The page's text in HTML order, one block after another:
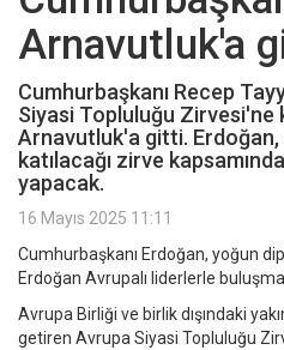
Arnavutluk'a
Cumhurbaşkanı Recep
Siyasi Topluluğu Zirvesi'ne
Arnavutluk'a gitti. Erdoğan,
katılacağı zirve
yapacak.
16 Mayıs 2025 11:11
Cumhurbaşkanı Erdoğan, yoğun
Erdoğan Avrupalı liderlerle
Avrupa Birliği ve birlik dışındaki
getiren Avrupa Siyasi Topluluğu